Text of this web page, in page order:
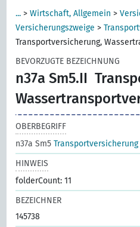
... >Wirtschaft, Allgemein >
Versicherungszweige >
Transportversicherung,
BEVORZUGTE BEZEICHNUNG
n37a Sm5.II
OBERBEGRIFF
n37a Sm5Transportversicherung
HINWEIS
folderCount: 11
BEZEICHNER
145738